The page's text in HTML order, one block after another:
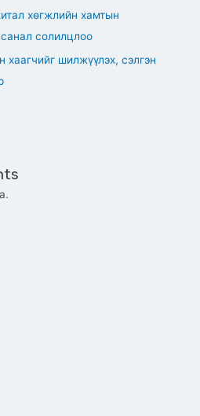
хөгжлийн хамтын
солилцлоо
хаагчийг шилжүүлэх, сэлгэн